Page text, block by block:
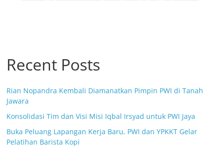
Recent Posts
Rian Nopandra Kembali Diamanatkan Pimpin PWI di Tanah
Jawara
Konsolidasi Tim dan Visi Misi Iqbal Irsyad untuk PWI Jaya
Buka Peluang Lapangan Kerja Baru, PWI dan YPKKT Gelar
Pelatihan Barista Kopi